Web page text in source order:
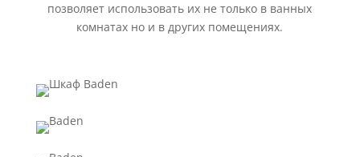
позволяет использовать их не только в ванных
комнатах но и в других помещениях.